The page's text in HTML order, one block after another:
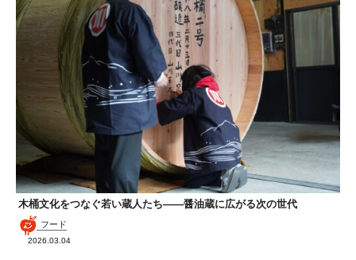
木桶文化をつなぐ若い蔵人たち——醤油蔵に広がる次の世代
フード
2026.03.04